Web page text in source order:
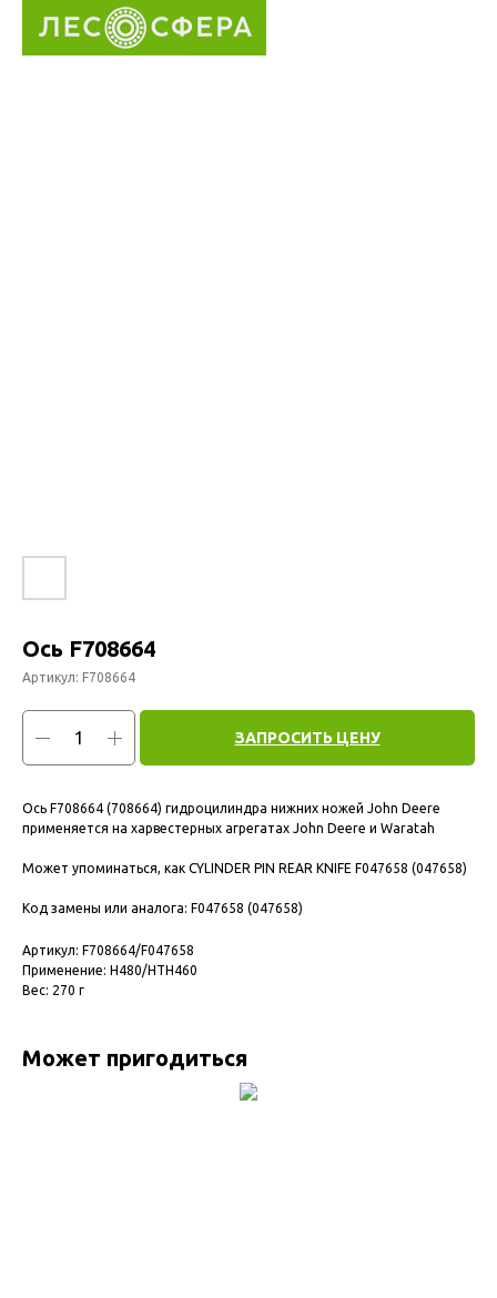
Ось F708664
Артикул: F708664
ЗАПРОСИТЬ ЦЕНУ
Ось F708664 (708664) гидроцилиндра нижних ножей John Deere
применяется на харвестерных агрегатах John Deere и Waratah
Может упоминаться, как CYLINDER PIN REAR KNIFE F047658 (047658)
Код замены или аналога: F047658 (047658)
Артикул: F708664/F047658
Применение: H480/HTH460
Вес: 270 г
Может пригодиться